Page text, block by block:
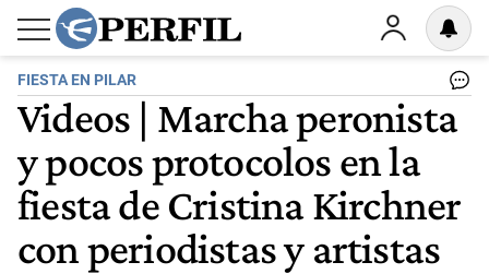
FIESTA EN PILAR
Videos | Marcha peronista
y pocos protocolos en la
fiesta de Cristina Kirchner
con periodistas y artistas